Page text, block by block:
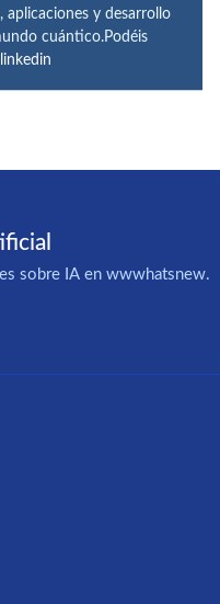
aplicaciones y desarrollo
cuántico.Podéis
linkedin
sobre IA en wwwhatsnew.